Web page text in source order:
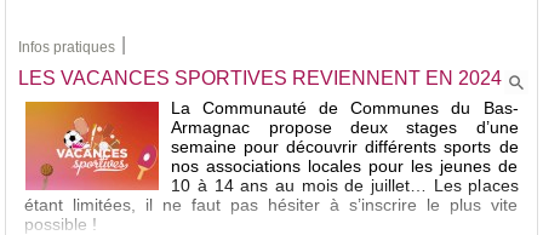
Infos pratiques
LES VACANCES SPORTIVES REVIENNENT EN 2024
La Communauté de Communes du Bas-
Armagnac propose deux stages d’une
semaine pour découvrir différents sports de
nos associations locales pour les jeunes de
10 à 14 ans au mois de juillet… Les places
étant limitées, il ne faut pas hésiter à s’inscrire le plus vite
possible !